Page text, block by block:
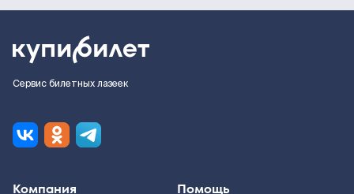
Сервис билетных лазеек
Компания Помощь